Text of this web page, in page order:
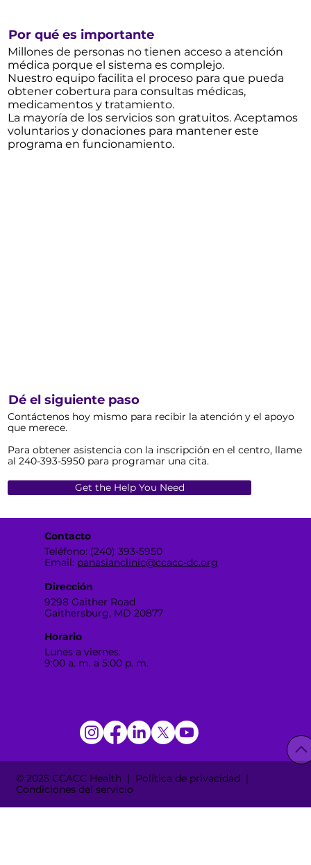
Por qué es importante
Millones de personas no tienen acceso a atención
médica porque el sistema es complejo.
Nuestro equipo facilita el proceso para que pueda
obtener cobertura para consultas médicas,
medicamentos y tratamiento.
La mayoría de los servicios son gratuitos. Aceptamos
voluntarios y donaciones para mantener este
programa en funcionamiento.
Dé el siguiente paso
Contáctenos hoy mismo para recibir la atención y el apoyo
que merece.
Para obtener asistencia con la inscripción en el centro, llame
al 240-393-5950 para programar una cita.
Get the Help You Need
Contacto
Teléfono: (240) 393-5950
Email: panasianclinic@ccacc-dc.org
Dirección
9298 Gaither Road
Gaithersburg, MD 20877
Horario
Lunes a viernes:
9:00 a. m. a 5:00 p. m.
© 2025 CCACC Health | Política de privacidad |
Condiciones del servicio